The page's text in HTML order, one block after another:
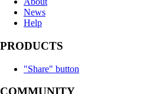
News
Help
PRODUCTS
"Share" button